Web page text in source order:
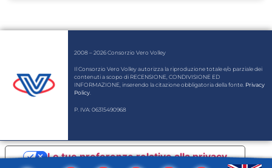
2008 – 2026 Consorzio Vero Volley
Il Consorzio Vero Volley autorizza la riproduzione totale e/o parziale dei
contenuti a scopo di RECENSIONE, CONDIVISIONE ED
INFORMAZIONE, inserendo la citazione obbligatoria della fonte. Privacy
Policy.
P. IVA: 06315490968
Le tue preferenze relative alla privacy